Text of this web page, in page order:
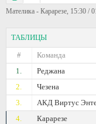
Мателика - Карарезе, 15:30 /
ТАБЛИЦЫ
#
Команда
1.
Реджана
2.
Чезена
3.
АКД Виртус
4.
Карарезе